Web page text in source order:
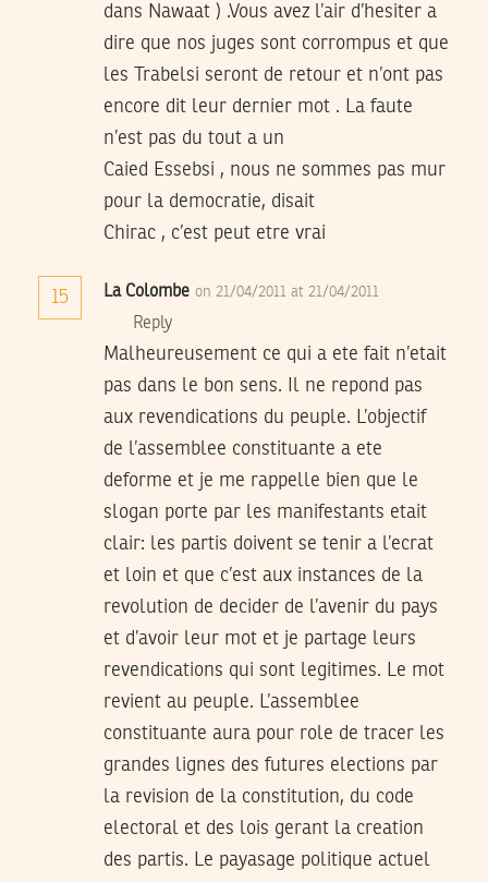
dans Nawaat ) .Vous avez l’air d’hesiter a
dire que nos juges sont corrompus et que
les Trabelsi seront de retour et n’ont pas
encore dit leur dernier mot . La faute
n’est pas du tout a un
Caied Essebsi , nous ne sommes pas mur
pour la democratie, disait
Chirac , c’est peut etre vrai
15 La Colombe on 21/04/2011 at 21/04/2011
Reply
Malheureusement ce qui a ete fait n’etait
pas dans le bon sens. Il ne repond pas
aux revendications du peuple. L’objectif
de l’assemblee constituante a ete
deforme et je me rappelle bien que le
slogan porte par les manifestants etait
clair: les partis doivent se tenir a l’ecrat
et loin et que c’est aux instances de la
revolution de decider de l’avenir du pays
et d’avoir leur mot et je partage leurs
revendications qui sont legitimes. Le mot
revient au peuple. L’assemblee
constituante aura pour role de tracer les
grandes lignes des futures elections par
la revision de la constitution, du code
electoral et des lois gerant la creation
des partis. Le payasage politique actuel